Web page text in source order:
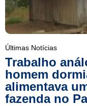
Últimas Notícias
Trabalho
homem
alimentava
fazenda no